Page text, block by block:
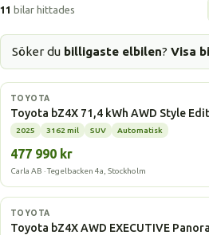
filter
filter
11 bilar hittades
Söker du billigaste elbilen? Visa
Elbil
TOYOTA
Toyota bZ4X 71,4 kWh AWD Style
2025 3162 mil SUV Automatisk
477 990 kr
Carla AB · Tegelbacken 4a, Stockholm
Elbil
TOYOTA
Toyota bZ4X AWD EXECUTIVE